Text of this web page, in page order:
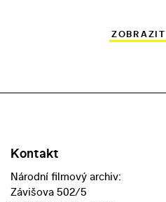
Kontakt
Národní filmový archiv:
Závišova 502/5